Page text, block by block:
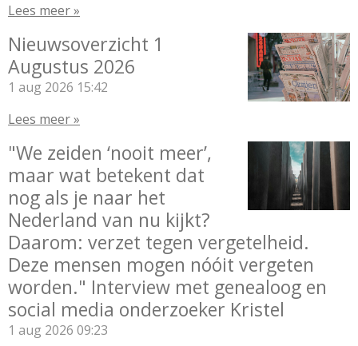
Lees meer »
Nieuwsoverzicht 1
Augustus 2026
1 aug 2026 15:42
Lees meer »
"We zeiden ‘nooit meer’,
maar wat betekent dat
nog als je naar het
Nederland van nu kijkt?
Daarom: verzet tegen vergetelheid.
Deze mensen mogen nóóit vergeten
worden." Interview met genealoog en
social media onderzoeker Kristel
1 aug 2026 09:23